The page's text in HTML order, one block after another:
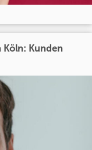
Köln: Kunden